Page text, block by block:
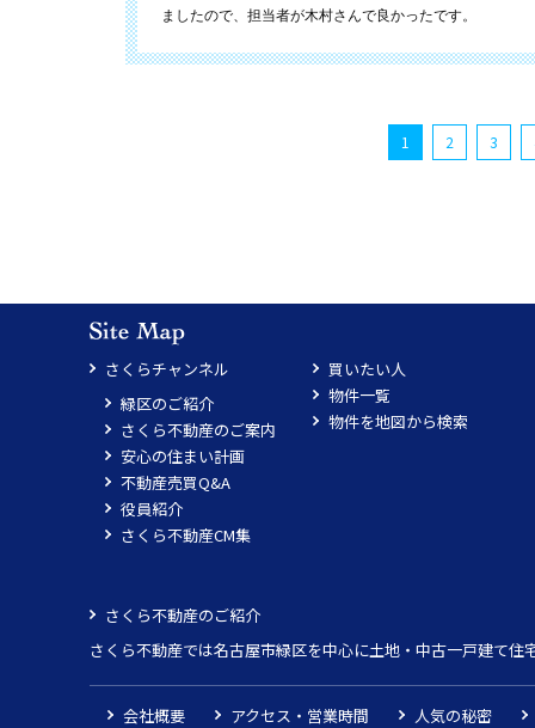
ましたので、担当者が木村さんで良かったです。
1 2 3
さくらチャンネル
緑区のご紹介
さくら不動産のご案内
安心の住まい計画
不動産売買Q&A
役員紹介
さくら不動産CM集
買いたい人
物件一覧
物件を地図から検索
さくら不動産のご紹介
さくら不動産では名古屋市緑区を中心に土地・中古一戸建て
会社概要 アクセス・営業時間
人気の秘密